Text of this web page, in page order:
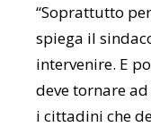
“Soprattutto
spiega il
intervenire. E
deve tornare
i cittadini che